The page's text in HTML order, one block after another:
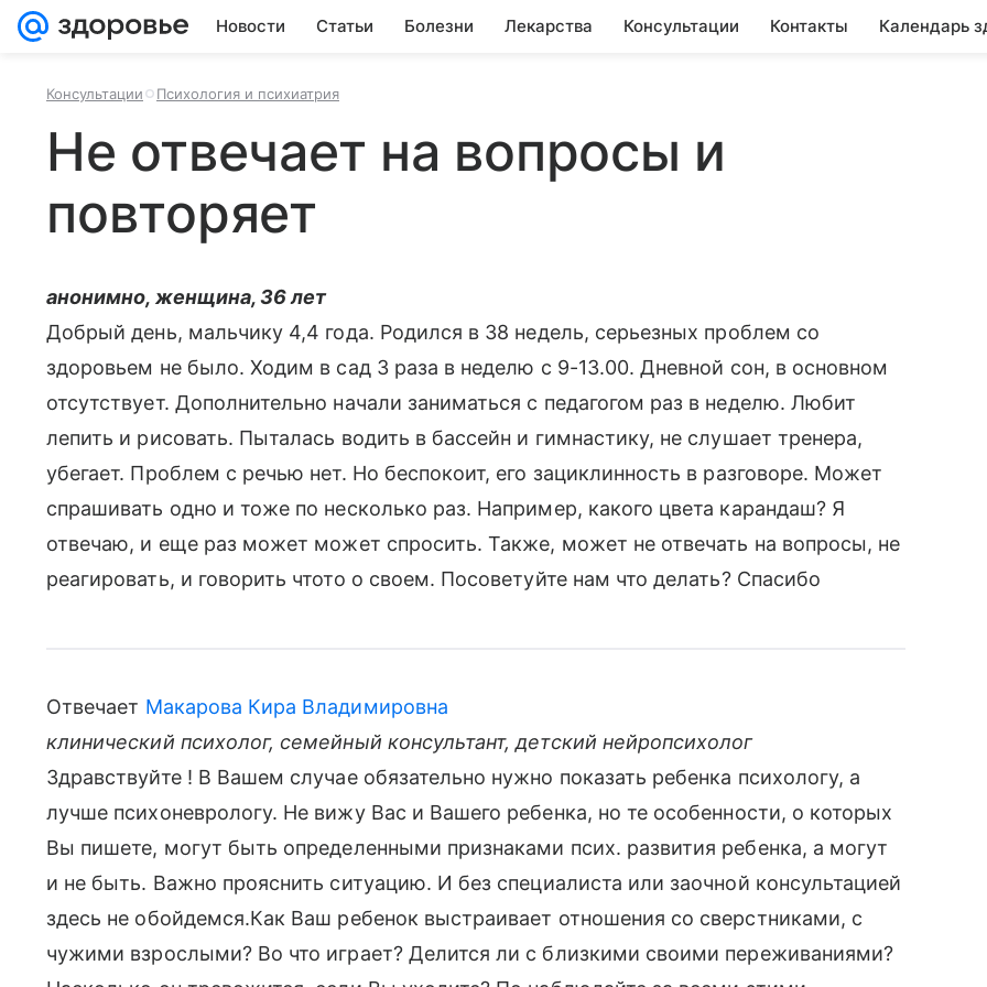
Новости Статьи Болезни Лекарства Консультации Контакты Календарь
Консультации Психология и психиатрия
Не отвечает на вопросы и
повторяет
анонимно, женщина, 36 лет
Добрый день, мальчику 4,4 года. Родился в 38 недель, серьезных проблем со
здоровьем не было. Ходим в сад 3 раза в неделю с 9-13.00. Дневной сон, в основном
отсутствует. Дополнительно начали заниматься с педагогом раз в неделю. Любит
лепить и рисовать. Пыталась водить в бассейн и гимнастику, не слушает тренера,
убегает. Проблем с речью нет. Но беспокоит, его зациклинность в разговоре. Может
спрашивать одно и тоже по несколько раз. Например, какого цвета карандаш? Я
отвечаю, и еще раз может может спросить. Также, может не отвечать на вопросы, не
реагировать, и говорить чтото о своем. Посоветуйте нам что делать? Спасибо
Отвечает Макарова Кира Владимировна
клинический психолог, семейный консультант, детский нейропсихолог
Здравствуйте ! В Вашем случае обязательно нужно показать ребенка психологу, а
лучше психоневрологу. Не вижу Вас и Вашего ребенка, но те особенности, о которых
Вы пишете, могут быть определенными признаками псих. развития ребенка, а могут
и не быть. Важно прояснить ситуацию. И без специалиста или заочной консультацией
здесь не обойдемся.Как Ваш ребенок выстраивает отношения со сверстниками, с
чужими взрослыми? Во что играет? Делится ли с близкими своими переживаниями?